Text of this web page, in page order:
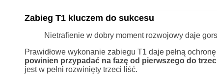
Zabieg T1 kluczem do sukcesu
Nietrafienie w dobry moment rozwojowy daje
Prawidłowe wykonanie zabiegu T1 daje pełną
powinien przypadać na fazę od pierwszego do
jest w pełni rozwinięty trzeci liść.